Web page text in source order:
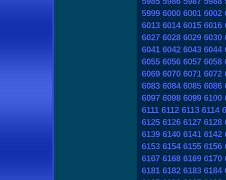
5999 6000 6001 6002
6013 6014 6015 6016
6027 6028 6029 6030
6041 6042 6043 6044
6055 6056 6057 6058
6069 6070 6071 6072
6083 6084 6085 6086
6097 6098 6099 6100
6111 6112 6113 6114
6125 6126 6127 6128
6139 6140 6141 6142
6153 6154 6155 6156
6167 6168 6169 6170
6181 6182 6183 6184